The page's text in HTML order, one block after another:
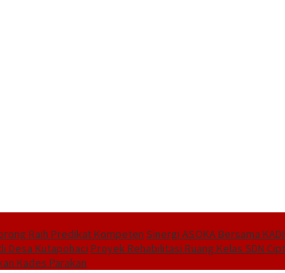
Raih Predikat Kompeten Sinergi ASOKA Bersama
Desa Kutapohaci Proyek Rehabilitasi Ruang Kelas SDN
Kades Parakan